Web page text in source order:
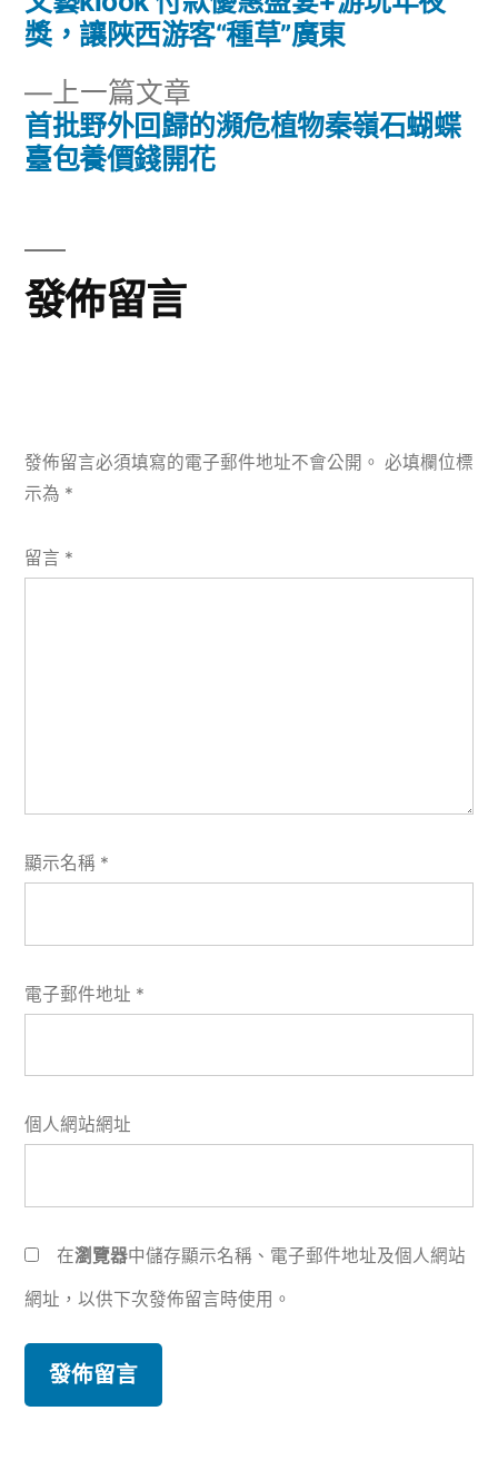
文
導
覽
上一篇文章
一
篇
首批野外回歸的瀕危植物秦嶺石蝴蝶
臺包養價錢開花
篇
獎，讓陜西游客“種草”廣東
發佈留言
發佈留言必須填寫的電子郵件地址不會公開。 必填欄位標
示為 *
留言 *
顯示名稱 *
電子郵件地址 *
個人網站網址
在瀏覽器中儲存顯示名稱、電子郵件地址及個人網站
網址，以供下次發佈留言時使用。